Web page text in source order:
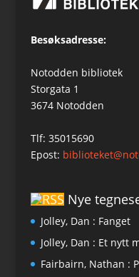
Besøksadresse:
Notodden bibliotek
Storgata 1
3674 Notodden
Tlf: 35015690
Epost:
Nye
Jolley, Dan : Fanget
Jolley, Dan : Et nytt
Fairbairn, Nathan :